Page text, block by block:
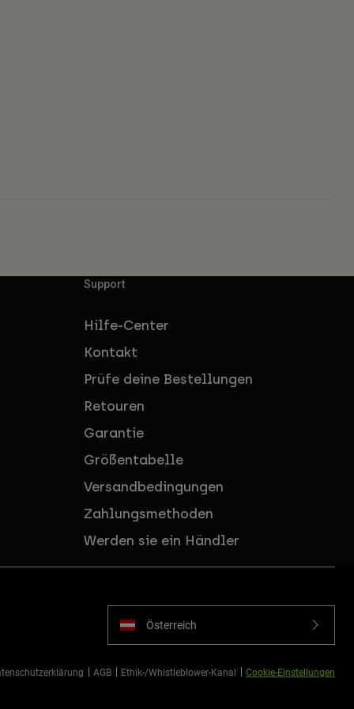
Support
Hilfe-Center
Kontakt
Prüfe deine Bestellungen
Retouren
Garantie
Größentabelle
Versandbedingungen
Zahlungsmethoden
Werden sie ein Händler
Österreich
AGB Ethik-/Whistleblower-Kanal Cookie-Einstellungen